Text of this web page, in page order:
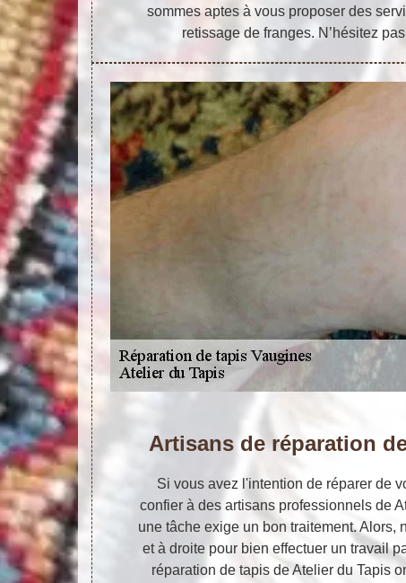
sommes aptes à vous proposer des
retissage de franges. N’hésitez
Artisans de réparation
Si vous avez l'intention de réparer de
confier à des artisans professionnels de
une tâche exige un bon traitement. Alors,
et à droite pour bien effectuer un travail
réparation de tapis de Atelier du Tapis